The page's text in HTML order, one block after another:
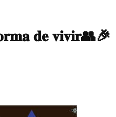
𝐝𝐞 𝐯𝐢𝐯𝐢𝐫👥🎉